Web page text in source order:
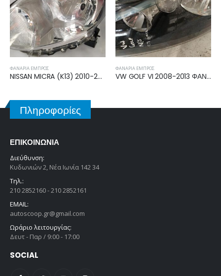
ΦΑΝΆΡΙΑ ΕΜΠΡΌΣ
VW GOLF VI 2008-2013 ΦΑΝΑΡΙ ΕΜΠΡΟΣ ΑΡΙΣΤΕΡΟ 5K2941005H
ΦΑΝΆΡΙΑ ΕΜΠΡΌΣ
RENAULT MEGANE 1999-2002 ΦΑΝΑΡΙ ΕΜΠΡΟΣ ΔΕΞΙΟ 7701047180
Πληροφορίες
ΕΠΙΚΟΙΝΩΝΊΑ
Διεύθυνση:
Κυδωνιών 2, Νέα Ιωνία 142 34
Τηλ.:
210 2852160 - 210 2852161
EMAIL:
autoscoop.gr@gmail.com
Ωράριο λειτουργίας:
Δευτ - Παρ / 9:00 - 17:00
SOCIAL